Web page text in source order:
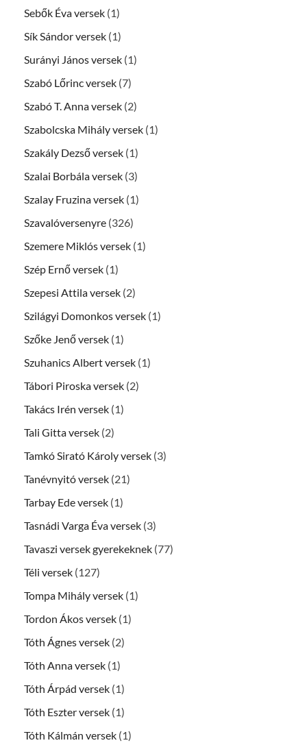
Sebők Éva versek (1)
Sík Sándor versek (1)
Surányi János versek (1)
Szabó Lőrinc versek (7)
Szabó T. Anna versek (2)
Szabolcska Mihály versek (1)
Szakály Dezső versek (1)
Szalai Borbála versek (3)
Szalay Fruzina versek (1)
Szavalóversenyre (326)
Szemere Miklós versek (1)
Szép Ernő versek (1)
Szepesi Attila versek (2)
Szilágyi Domonkos versek (1)
Szőke Jenő versek (1)
Szuhanics Albert versek (1)
Tábori Piroska versek (2)
Takács Irén versek (1)
Tali Gitta versek (2)
Tamkó Sirató Károly versek (3)
Tanévnyitó versek (21)
Tarbay Ede versek (1)
Tasnádi Varga Éva versek (3)
Tavaszi versek gyerekeknek (77)
Téli versek (127)
Tompa Mihály versek (1)
Tordon Ákos versek (1)
Tóth Ágnes versek (2)
Tóth Anna versek (1)
Tóth Árpád versek (1)
Tóth Eszter versek (1)
Tóth Kálmán versek (1)